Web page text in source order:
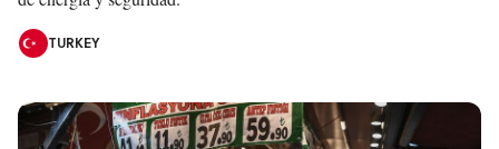
TURKEY